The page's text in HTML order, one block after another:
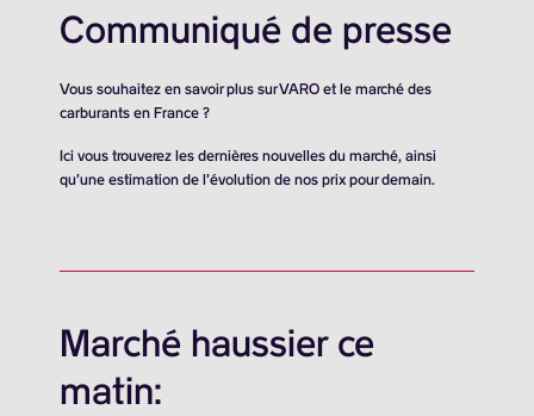
Communiqué de presse
Vous souhaitez en savoir plus sur VARO et le marché des
carburants en France ?
Ici vous trouverez les dernières nouvelles du marché, ainsi
qu’une estimation de l’évolution de nos prix pour demain.
Marché haussier ce
matin: